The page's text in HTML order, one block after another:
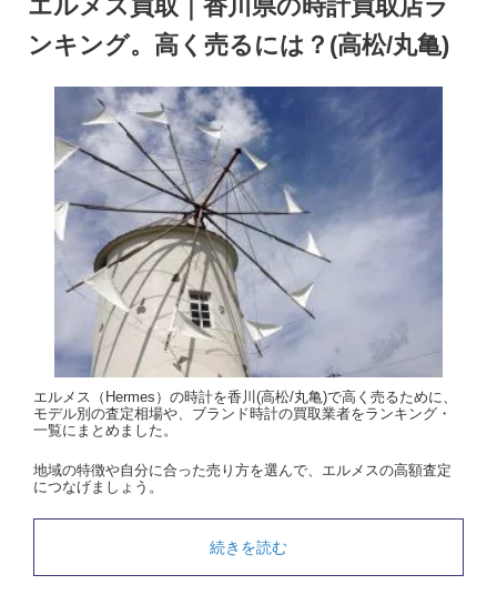
エルメス買取｜香川県の時計買取店ラ
ンキング。高く売るには？(高松/丸亀)
エルメス（Hermes）の時計を香川(高松/丸亀)で高く売るために、
モデル別の査定相場や、ブランド時計の買取業者をランキング・
一覧にまとめました。
地域の特徴や自分に合った売り方を選んで、エルメスの高額査定
につなげましょう。
続きを読む